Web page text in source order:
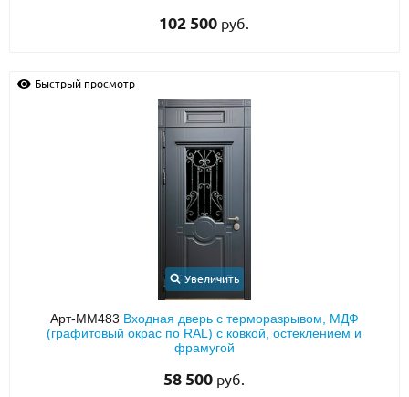
102 500 руб.
Быстрый просмотр
Увеличить
Арт-ММ483 Входная дверь с терморазрывом, МДФ
(графитовый окрас по RAL) с ковкой, остеклением и
фрамугой
58 500 руб.